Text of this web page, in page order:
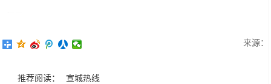
来源：
推荐阅读： 宣城热线